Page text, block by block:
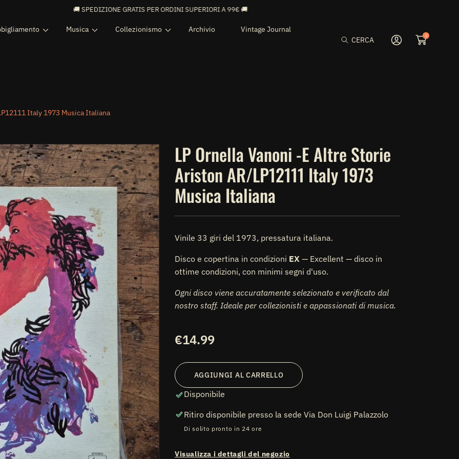
🚚 SPEDIZIONE GRATIS PER ORDINI SUPERIORI A 99€ 🚚
Musica Collezionismo Archivio Vintage Journal
CERCA Accedi
0
Italy 1973 Musica Italiana
LP Ornella Vanoni -E Altre Storie
Ariston AR/LP12111 Italy 1973
Musica Italiana
Vinile 33 giri del 1973, pressatura italiana.
Disco e copertina in condizioni EX — Excellent — disco in
ottime condizioni, con minimi segni d'uso.
Ogni disco viene accuratamente selezionato e verificato dal
nostro staff. Ideale per collezionisti e appassionati di musica.
Prezzo
listino
€14.99
AGGIUNGI AL CARRELLO
Disponibile
Ritiro disponibile presso la sedeVia Don Luigi Palazzolo
Di solito pronto in 24 ore
Visualizza i dettagli del negozio